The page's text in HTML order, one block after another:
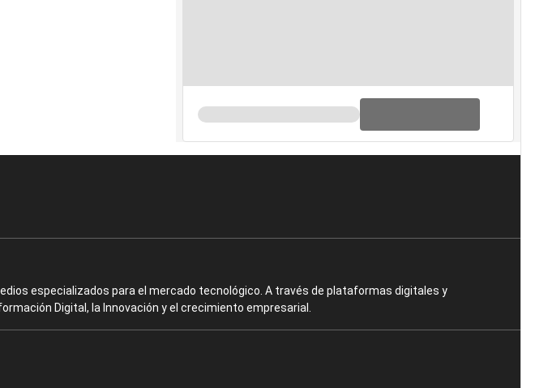
especializados para el mercado tecnológico. A través de plataformas digitales y
Digital, la Innovación y el crecimiento empresarial.